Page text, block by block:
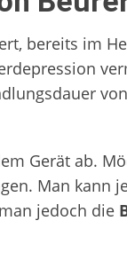
bereits im
Gerät ab.
Man kann
jedoch die